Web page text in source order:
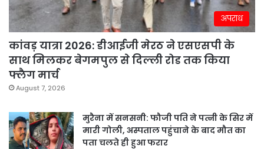
अपराध
कांवड़ यात्रा 2026: डीआईजी मेरठ ने एसएसपी के
साथ मिलकर बेगमपुल से दिल्ली रोड तक किया
फ्लैग मार्च
August 7, 2026
मुरैना में सनसनी: फौजी पति ने पत्नी के सिर में
मारी गोली, अस्पताल पहुंचाने के बाद मौत का
पता चलते ही हुआ फरार